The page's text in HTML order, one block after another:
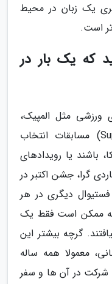
یک زبان در محیط
است.
که یک بار در
ورزشی مثل المپیک،
جام جهانی، سوپربول (Super Bowl) مسابقات انتخاب
باشند یا رویدادهای
گرا، جشن اکتبر در
دیگری در هر
که ممکن است فقط یک
گرچه بیشتر این
معمولا همه ساله
شرکت در آن ها و سفر